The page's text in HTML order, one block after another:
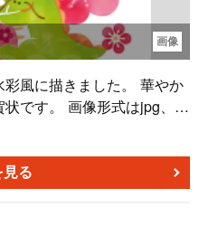
画像
風に描きました。 華やか
式はjpg、解
のはがきサイズデザイン
してご利用ください。
見る